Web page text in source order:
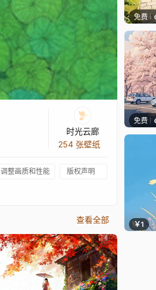
时光云廊
254 张壁纸
调整画质和性能 版权声明
查看全部
免费
免费
￥1